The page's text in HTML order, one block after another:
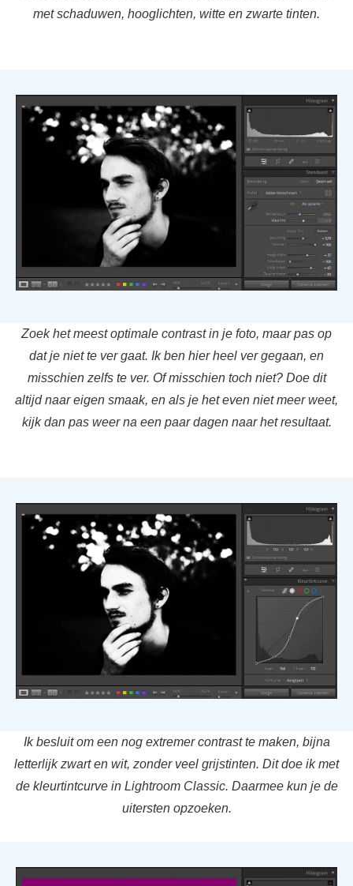
met schaduwen, hooglichten, witte en zwarte tinten.
Zoek het meest optimale contrast in je foto, maar pas op
dat je niet te ver gaat. Ik ben hier heel ver gegaan, en
misschien zelfs te ver. Of misschien toch niet? Doe dit
altijd naar eigen smaak, en als je het even niet meer weet,
kijk dan pas weer na een paar dagen naar het resultaat.
Ik besluit om een nog extremer contrast te maken, bijna
letterlijk zwart en wit, zonder veel grijstinten. Dit doe ik met
de kleurtintcurve in Lightroom Classic. Daarmee kun je de
uitersten opzoeken.